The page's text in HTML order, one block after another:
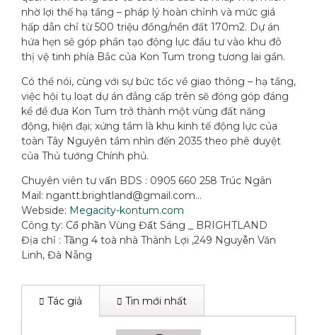
nhờ lợi thế hạ tầng – pháp lý hoàn chỉnh và mức giá
hấp dẫn chỉ từ 500 triệu đồng/nền đất 170m2. Dự án
hứa hẹn sẽ góp phần tạo động lực đầu tư vào khu đô
thị vệ tinh phía Bắc của Kon Tum trong tương lai gần.
Có thể nói, cùng với sự bức tốc về giao thông – hạ tầng,
việc hội tụ loạt dự án đẳng cấp trên sẽ đóng góp đáng
kể để đưa Kon Tum trở thành một vùng đất năng
động, hiện đại; xứng tầm là khu kinh tế động lực của
toàn Tây Nguyên tầm nhìn đến 2035 theo phê duyệt
của Thủ tướng Chính phủ.
Chuyên viên tư vấn BDS : 0905 660 258 Trúc Ngân
Mail: ngantt.brightland@gmail.com…
Webside: Megacity-kontum.com
Công ty: Cổ phần Vùng Đất Sáng _ BRIGHTLAND
Địa chỉ : Tầng 4 toà nhà Thành Lợi ,249 Nguyễn Văn
Linh, Đà Nẵng
Tác giả Tin mới nhất